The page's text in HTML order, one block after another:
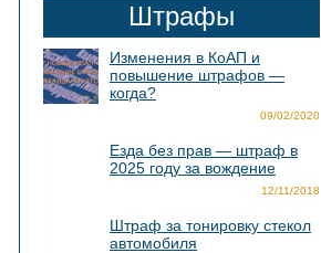
Штрафы
Изменения в КоАП и
повышение штрафов —
когда?
09/02/2020
Езда без прав — штраф в
2025 году за вождение
12/11/2018
Штраф за тонировку стекол
автомобиля